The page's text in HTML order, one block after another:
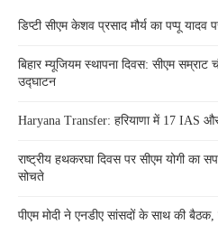
डिप्टी सीएम केशव प्रसाद मौर्य का पप्पू यादव
बिहार म्यूजियम स्थापना दिवस: सीएम सम्राट
उद्घाटन
Haryana Transfer: हरियाणा में 17 IAS
राष्ट्रीय हथकरघा दिवस पर सीएम योगी
सोचते
पीएम मोदी ने एनडीए सांसदों के साथ की बैठक,